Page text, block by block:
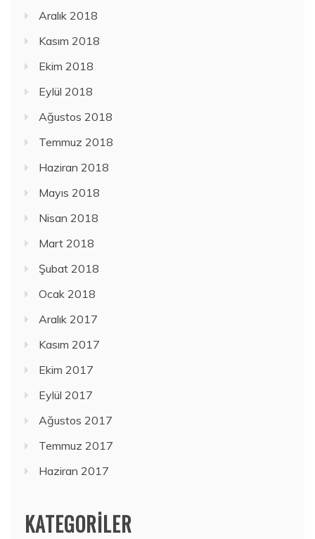
Aralık 2018
Kasım 2018
Ekim 2018
Eylül 2018
Ağustos 2018
Temmuz 2018
Haziran 2018
Mayıs 2018
Nisan 2018
Mart 2018
Şubat 2018
Ocak 2018
Aralık 2017
Kasım 2017
Ekim 2017
Eylül 2017
Ağustos 2017
Temmuz 2017
Haziran 2017
KATEGORILER